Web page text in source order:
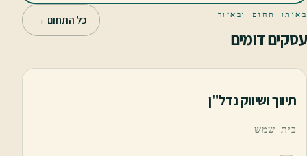
באותו תחום ובאזור
עסקים דומים
כל התחום →
תיווך ושיווק נדל"ן
בית שמש